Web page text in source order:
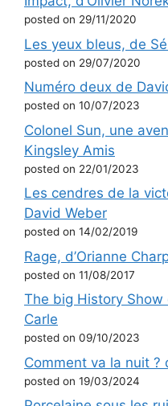
posted on 29/11/2020
Les yeux bleus, de
posted on 29/07/2020
Numéro deux de
posted on 10/07/2023
Colonel Sun, une
Kingsley Amis
posted on 22/01/2023
Les cendres de la
David Weber
posted on 14/02/2019
Rage, d’Orianne
posted on 11/08/2017
The big History
Carle
posted on 09/10/2023
Comment va la nuit ?
posted on 19/03/2024